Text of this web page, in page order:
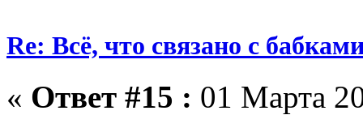
Re: Всё, что связано с
« Ответ #15 : 01 Марта